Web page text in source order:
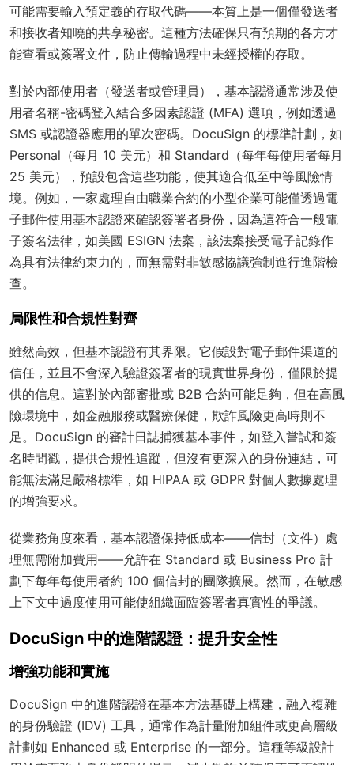
可能需要輸入預定義的存取代碼——本質上是一個僅發送者
和接收者知曉的共享秘密。這種方法確保只有預期的各方才
能查看或簽署文件，防止傳輸過程中未經授權的存取。
對於內部使用者（發送者或管理員），基本認證通常涉及使
用者名稱-密碼登入結合多因素認證 (MFA) 選項，例如透過
SMS 或認證器應用的單次密碼。DocuSign 的標準計劃，如
Personal（每月 10 美元）和 Standard（每年每使用者每月
25 美元），預設包含這些功能，使其適合低至中等風險情
境。例如，一家處理自由職業合約的小型企業可能僅透過電
子郵件使用基本認證來確認簽署者身份，因為這符合一般電
子簽名法律，如美國 ESIGN 法案，該法案接受電子記錄作
為具有法律約束力的，而無需對非敏感協議強制進行進階檢
查。
局限性和合規性對齊
雖然高效，但基本認證有其界限。它假設對電子郵件渠道的
信任，並且不會深入驗證簽署者的現實世界身份，僅限於提
供的信息。這對於內部審批或 B2B 合約可能足夠，但在高風
險環境中，如金融服務或醫療保健，欺詐風險更高時則不
足。DocuSign 的審計日誌捕獲基本事件，如登入嘗試和簽
名時間戳，提供合規性追蹤，但沒有更深入的身份連結，可
能無法滿足嚴格標準，如 HIPAA 或 GDPR 對個人數據處理
的增強要求。
從業務角度來看，基本認證保持低成本——信封（文件）處
理無需附加費用——允許在 Standard 或 Business Pro 計
劃下每年每使用者約 100 個信封的團隊擴展。然而，在敏感
上下文中過度使用可能使組織面臨簽署者真實性的爭議。
DocuSign 中的進階認證：提升安全性
增強功能和實施
DocuSign 中的進階認證在基本方法基礎上構建，融入複雜
的身份驗證 (IDV) 工具，通常作為計量附加組件或更高層級
計劃如 Enhanced 或 Enterprise 的一部分。這種等級設計